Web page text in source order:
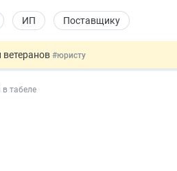
ИП Поставщику
#юристу
#физлицу
табеле